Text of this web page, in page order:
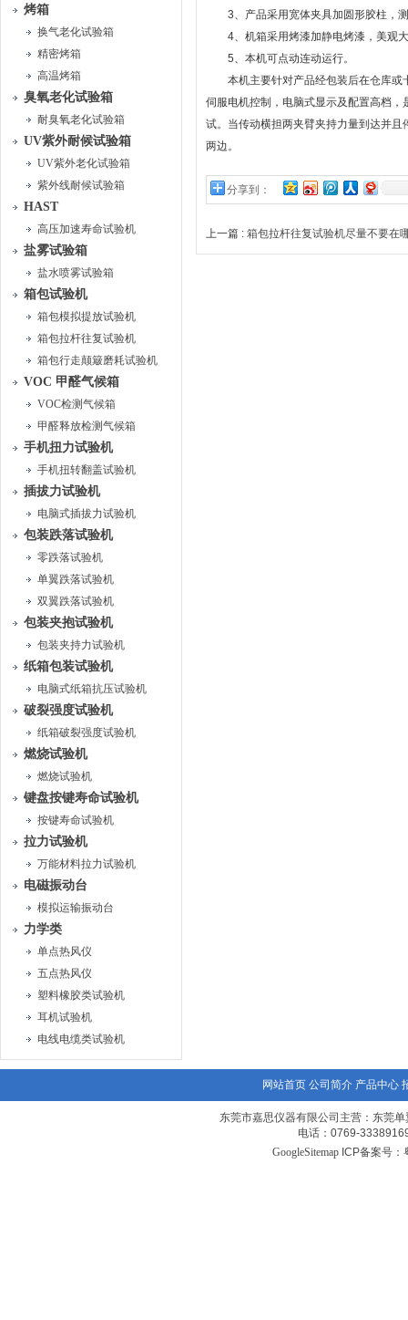
烤箱
换气老化试验箱
精密烤箱
高温烤箱
臭氧老化试验箱
耐臭氧老化试验箱
UV紫外耐候试验箱
UV紫外老化试验箱
紫外线耐候试验箱
HAST
高压加速寿命试验机
盐雾试验箱
盐水喷雾试验箱
箱包试验机
箱包模拟提放试验机
箱包拉杆往复试验机
箱包行走颠簸磨耗试验机
VOC 甲醛气候箱
VOC检测气候箱
甲醛释放检测气候箱
手机扭力试验机
手机扭转翻盖试验机
插拔力试验机
电脑式插拔力试验机
包装跌落试验机
零跌落试验机
单翼跌落试验机
双翼跌落试验机
包装夹抱试验机
包装夹持力试验机
纸箱包装试验机
电脑式纸箱抗压试验机
破裂强度试验机
纸箱破裂强度试验机
燃烧试验机
燃烧试验机
键盘按键寿命试验机
按键寿命试验机
拉力试验机
万能材料拉力试验机
电磁振动台
模拟运输振动台
力学类
单点热风仪
五点热风仪
塑料橡胶类试验机
耳机试验机
电线电缆类试验机
3、产品采用宽体夹具加圆形胶柱，测
4、机箱采用烤漆加静电烤漆，美观
5、本机可点动连动运行。
本机主要针对产品经包装后在仓库或
伺服电机控制，电脑式显示及配置高档
试。当传动横担两夹臂夹持力量到达并
两边。
分享到：
上一篇 : 箱包拉杆往复试验机尽量不要在
网站首页 公司简介 产品中心
东莞市嘉思仪器有限公司主营：东莞
电话：0769-
GoogleSitemap ICP备案号：